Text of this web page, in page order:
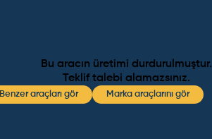
Bu aracın üretimi durdurulmuştur.
Teklif talebi alamazsınız.
Benzer araçları gör Marka araçlarını gör